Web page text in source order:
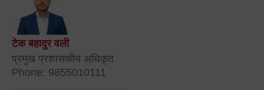
टेक बहादुर वली
प्रमुख प्रशासकीय अधिकृत
Phone: 9855010111